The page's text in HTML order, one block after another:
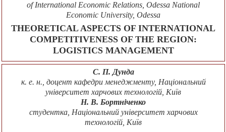
of International Economic Relations, Odessa National
Economic University, Odessa
THEORETICAL ASPECTS OF INTERNATIONAL
COMPETITIVENESS OF THE REGION:
LOGISTICS MANAGEMENT
С. П. Дунда
к. е. н., доцент кафедри менеджменту, Національний
університет харчових технологій, Київ
Н. В. Бортніченко
студентка, Національний університет харчових
технологій, Київ